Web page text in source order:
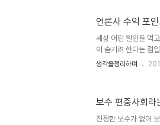
usahakecilku.com
화를 하든, 맹목적으
간 사그러지는..
언론사 수익 포
세상 어떤 일인들 먹
이 숨기려 한다는 점
사실이 잘못된 것이
이미지 출처:
로 인식되는 건 언론
생각을정리하며
보수 편중사회라
진정한 보수가 없어